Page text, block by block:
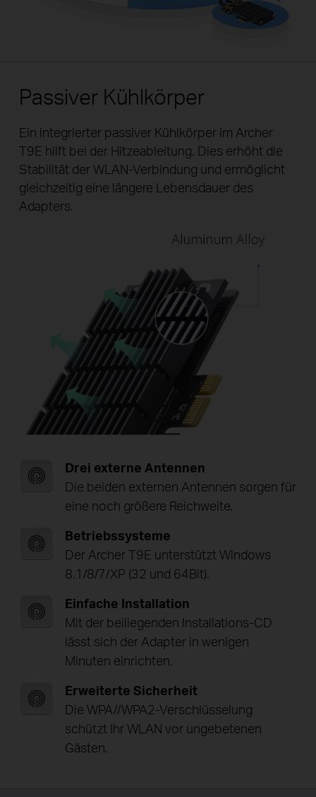
Passiver Kühlkörper
Ein integrierter passiver Kühlkörper im Archer
T9E hilft bei der Hitzeableitung. Dies erhöht die
Stabilität der WLAN-Verbindung und ermöglicht
gleichzeitig eine längere Lebensdauer des
Adapters.
Drei externe Antennen
Die beiden externen Antennen sorgen für
eine noch größere Reichweite.
Betriebssysteme
Der Archer T9E unterstützt Windows
8.1/8/7/XP (32 und 64Bit).
Einfache Installation
Mit der beiliegenden Installations-CD
lässt sich der Adapter in wenigen
Minuten einrichten.
Erweiterte Sicherheit
Die WPA//WPA2-Verschlüsselung
schützt Ihr WLAN vor ungebetenen
Gästen.